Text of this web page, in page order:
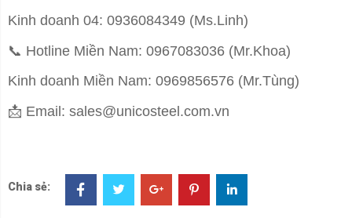
Kinh doanh 04: 0936084349 (Ms.Linh)
📞 Hotline Miền Nam: 0967083036 (Mr.Khoa)
Kinh doanh Miền Nam: 0969856576 (Mr.Tùng)
📩 Email: sales@unicosteel.com.vn
Chia sẻ: